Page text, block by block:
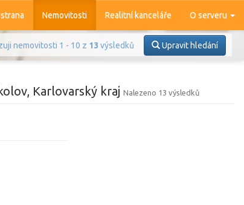
Nemovitosti Realitní kanceláře O serveru
nemovitosti 1 - 10 z 13 výsledků Upravit hledání
Karlovarský kraj Nalezeno 13 výsledků